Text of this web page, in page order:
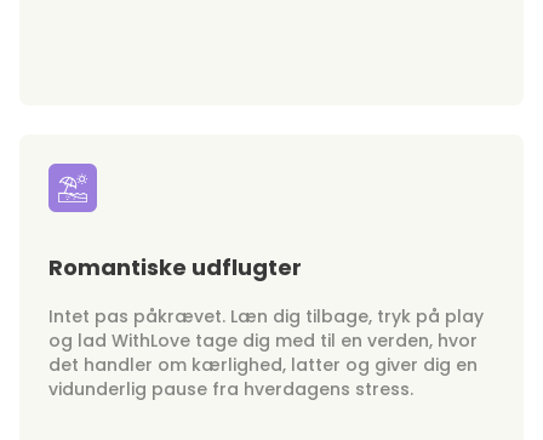
Romantiske udflugter
Intet pas påkrævet. Læn dig tilbage, tryk på play
og lad WithLove tage dig med til en verden, hvor
det handler om kærlighed, latter og giver dig en
vidunderlig pause fra hverdagens stress.